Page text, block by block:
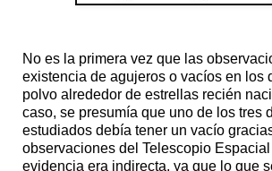
No es la primera vez que las
existencia de agujeros o vacíos en los
polvo alrededor de estrellas recién
caso, se presumía que uno de los tres
estudiados debía tener un vacío
observaciones del Telescopio
evidencia era indirecta, ya que lo que